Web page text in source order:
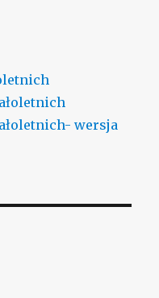
wersja